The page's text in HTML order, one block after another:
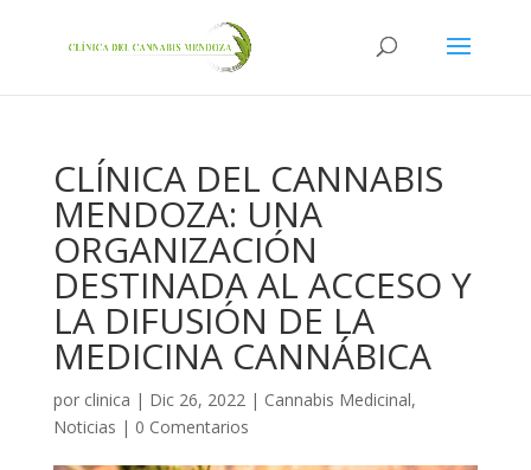
CLÍNICA DEL CANNABIS
MENDOZA: UNA
ORGANIZACIÓN
DESTINADA AL ACCESO Y
LA DIFUSIÓN DE LA
MEDICINA CANNÁBICA
por clinica | Dic 26, 2022| Cannabis Medicinal,
Noticias | 0 Comentarios